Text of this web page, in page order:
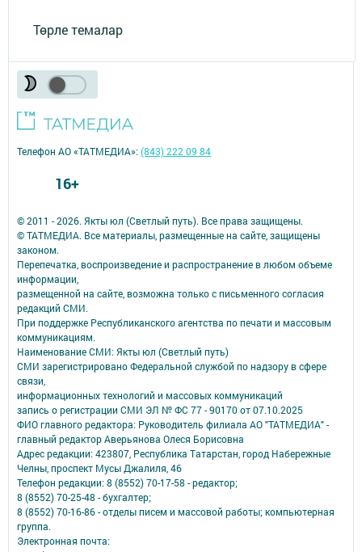
Төрле темалар
© 2011 - 2026. Якты юл (Светлый путь). Все права защищены.
© ТАТМЕДИА. Все материалы, размещенные на сайте, защищены
законом.
Перепечатка, воспроизведение и распространение в любом объеме
информации,
размещенной на сайте, возможна только с письменного согласия
редакций СМИ.
При поддержке Республиканского агентства по печати и массовым
коммуникациям.
Наименование СМИ: Якты юл (Светлый путь)
СМИ зарегистрировано Федеральной службой по надзору в сфере
связи,
информационных технологий и массовых коммуникаций
запись о регистрации СМИ ЭЛ № ФС 77 - 90170 от 07.10.2025
ФИО главного редактора: Руководитель филиала АО "ТАТМЕДИА" -
главный редактор Аверьянова Олеся Борисовна
Адрес редакции: 423807, Республика Татарстан, город Набережные
Челны, проспект Мусы Джалиля, 46
Телефон редакции: 8 (8552) 70-17-58 - редактор;
8 (8552) 70-25-48 - бухгалтер;
8 (8552) 70-16-86 - отделы писем и массовой работы; компьютерная
группа.
Электронная почта:
Телефон АО «ТАТМЕДИА»:(843) 222 09 84
16+